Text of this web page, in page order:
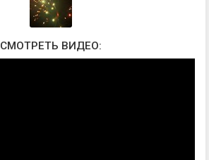
СМОТРЕТЬ ВИДЕО: